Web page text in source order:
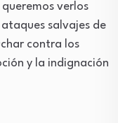
verlos
salvajes de
contra los
y la indignación